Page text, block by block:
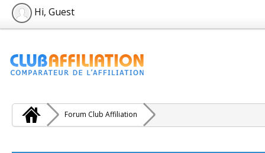
Hi, Guest
Forum Club Affiliation